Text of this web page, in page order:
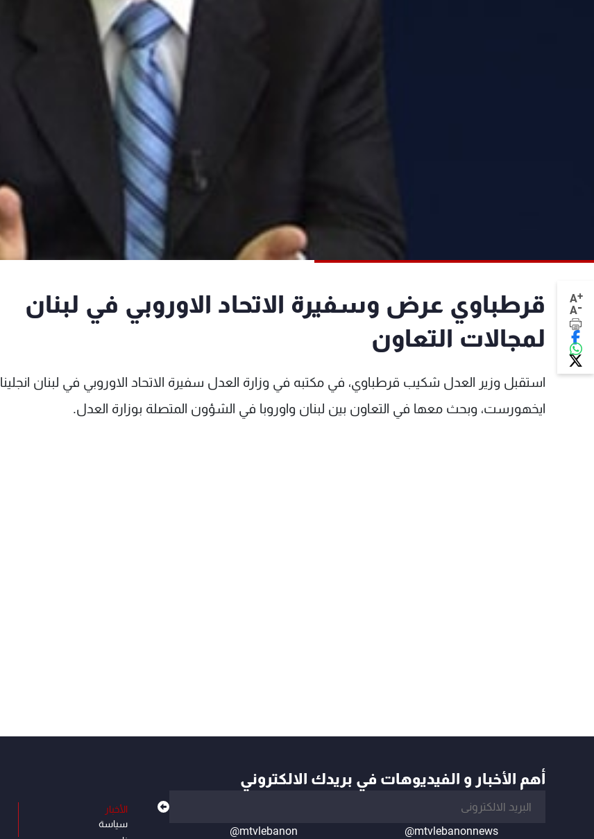
A+
A-
قرطباوي عرض وسفيرة الاتحاد الاوروبي في لبنان
لمجالات التعاون
استقبل وزير العدل شكيب قرطباوي، في مكتبه في وزارة العدل سفيرة الاتحاد الاوروبي في لبنان انجلينا
ايخهورست، وبحث معها في التعاون بين لبنان واوروبا في الشؤون المتصلة بوزارة العدل.
أهم الأخبار و الفيديوهات في بريدك الالكتروني
@mtvlebanonnews
@mtvlebanon
الأخبار
سياسة